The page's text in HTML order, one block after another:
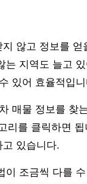
않고 정보를
는 지역도 늘고
있어 효율적입
매물 정보를 찾
리를 클릭하면
있습니다.
이 조금씩 다를